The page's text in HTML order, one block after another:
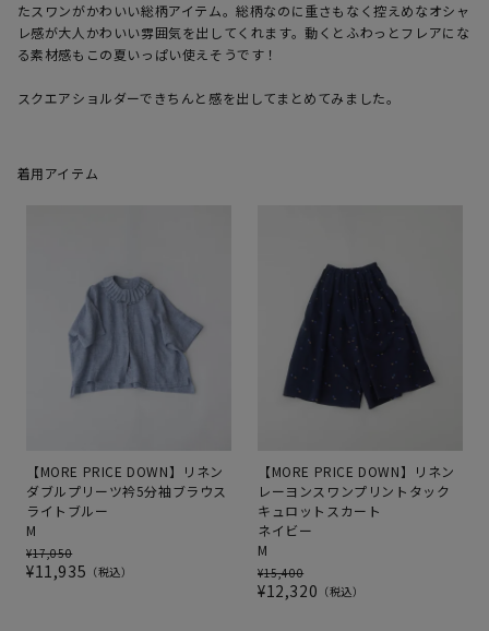
たスワンがかわいい総柄アイテム。総柄なのに重さもなく控えめなオシャ
レ感が大人かわいい雰囲気を出してくれます。動くとふわっとフレアにな
る素材感もこの夏いっぱい使えそうです！
スクエアショルダーできちんと感を出してまとめてみました。
着用アイテム
【MORE PRICE DOWN】リネン
ダブルプリーツ衿5分袖ブラウス
ライトブルー
M
¥17,050
¥11,935 税込
【MORE PRICE DOWN】リネン
レーヨンスワンプリントタック
キュロットスカート
ネイビー
M
¥15,400
¥12,320 税込